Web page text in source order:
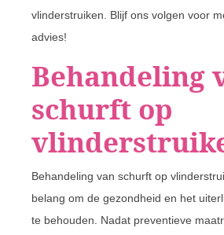
vlinderstruiken. Blijf ons volgen voor
advies!
Behandeling
schurft op
Behandeling van schurft op
belang om de gezondheid en het
te behouden. Nadat preventieve